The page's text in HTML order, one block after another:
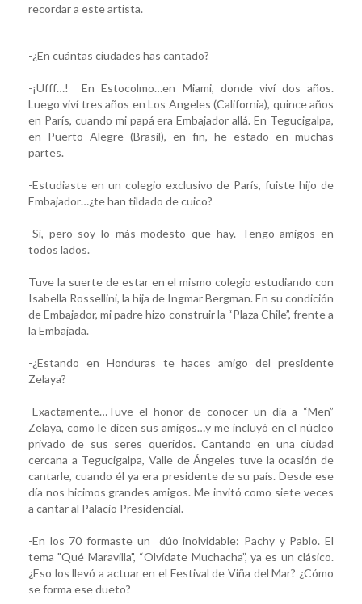
recordar a este artista.
-¿En cuántas ciudades has cantado?
-¡Ufff…! En Estocolmo…en Miami, donde viví dos años.
Luego viví tres años en Los Angeles (California), quince años
en París, cuando mi papá era Embajador allá. En Tegucigalpa,
en Puerto Alegre (Brasil), en fin, he estado en muchas
partes.
-Estudiaste en un colegio exclusivo de París, fuiste hijo de
Embajador…¿te han tildado de cuico?
-Sí, pero soy lo más modesto que hay. Tengo amigos en
todos lados.
Tuve la suerte de estar en el mismo colegio estudiando con
Isabella Rossellini, la hija de Ingmar Bergman. En su condición
de Embajador, mi padre hizo construir la “Plaza Chile”, frente a
la Embajada.
-¿Estando en Honduras te haces amigo del presidente
Zelaya?
-Exactamente…Tuve el honor de conocer un día a “Men”
Zelaya, como le dicen sus amigos…y me incluyó en el núcleo
privado de sus seres queridos. Cantando en una ciudad
cercana a Tegucigalpa, Valle de Ángeles tuve la ocasión de
cantarle, cuando él ya era presidente de su país. Desde ese
día nos hicimos grandes amigos. Me invitó como siete veces
a cantar al Palacio Presidencial.
-En los 70 formaste un dúo inolvidable: Pachy y Pablo. El
tema "Qué Maravilla", “Olvídate Muchacha”, ya es un clásico.
¿Eso los llevó a actuar en el Festival de Viña del Mar? ¿Cómo
se forma ese dueto?